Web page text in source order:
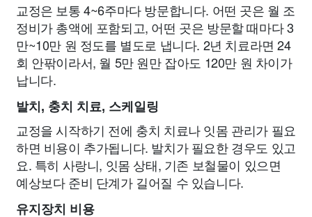
교정은 보통 4~6주마다 방문합니다. 어떤 곳은 월 조
정비가 총액에 포함되고, 어떤 곳은 방문할 때마다 3
만~10만 원 정도를 별도로 냅니다. 2년 치료라면 24
회 안팎이라서, 월 5만 원만 잡아도 120만 원 차이가
납니다.
발치, 충치 치료, 스케일링
교정을 시작하기 전에 충치 치료나 잇몸 관리가 필요
하면 비용이 추가됩니다. 발치가 필요한 경우도 있고
요. 특히 사랑니, 잇몸 상태, 기존 보철물이 있으면
예상보다 준비 단계가 길어질 수 있습니다.
유지장치 비용